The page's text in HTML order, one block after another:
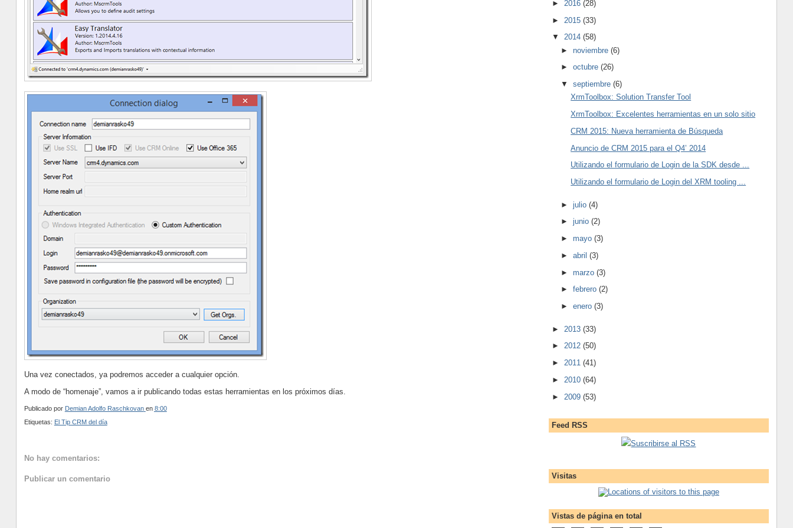
Una vez conectados, ya podremos acceder a cualquier opción.
A modo de “homenaje”, vamos a ir publicando todas estas herramientas en los próximos días.
Publicado por Demian Adolfo Raschkovan en 8:00
Etiquetas: El Tip CRM del día
No hay comentarios:
Publicar un comentario
► 2016 (28)
► 2015 (33)
▼ 2014 (58)
►noviembre(6)
►octubre(26)
▼septiembre(6)
XrmToolbox: Solution Transfer Tool
XrmToolbox: Excelentes herramientas en un solo sitio
CRM 2015: Nueva herramienta de Búsqueda
Anuncio de CRM 2015 para el Q4’ 2014
Utilizando el formulario de Login de la SDK desde ...
Utilizando el formulario de Login del XRM tooling ...
►julio(4)
►junio(2)
►mayo(3)
►abril(3)
►marzo(3)
►febrero(2)
►enero(3)
► 2013 (33)
► 2012 (50)
► 2011 (41)
► 2010 (64)
► 2009 (53)
Feed RSS
Suscribirse al RSS
Visitas
Vistas de página en total